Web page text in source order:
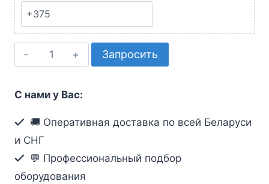
Количество
товара
Bosch
2.608.597.195
Запросить
С нами у Вас:
🚚 Оперативная доставка по всей Беларуси
и СНГ
💬 Профессиональный подбор
оборудования